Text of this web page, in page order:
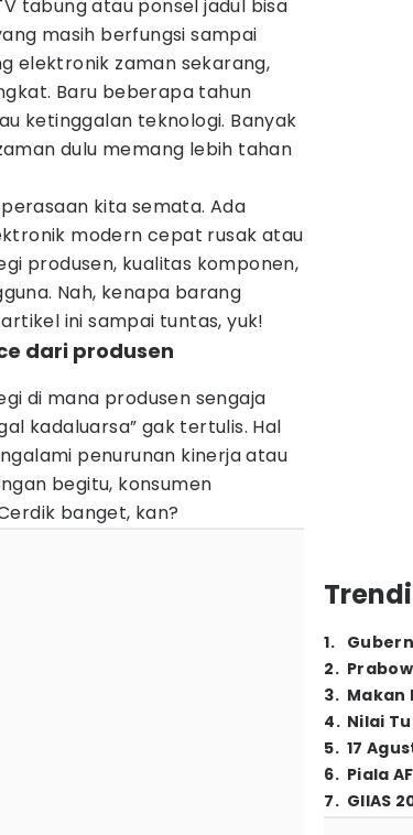
tabung atau ponsel jadul bisa
masih berfungsi sampai
elektronik zaman sekarang,
Baru beberapa tahun
ketinggalan teknologi. Banyak
dulu memang lebih tahan
kita semata. Ada
modern cepat rusak atau
produsen, kualitas komponen,
Nah, kenapa barang
ini sampai tuntas, yuk!
dari produsen
di mana produsen sengaja
kadaluarsa” gak tertulis. Hal
penurunan kinerja atau
begitu, konsumen
banget, kan?
1.
2.
3. Makan
4. Nilai
5. 17
6. Piala
7. GIIAS